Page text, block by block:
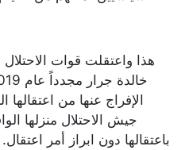
هذا واعتقلت قوات الاحتلال
الإفراج عنها من
جيش الاحتلال منزلها
باعتقالها دون ابراز أمر